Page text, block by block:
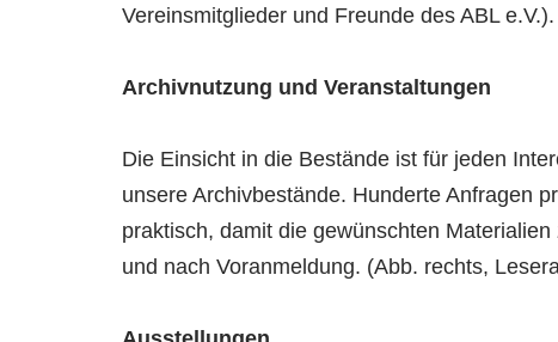
Vereinsmitglieder und Freunde des ABL e.V.).
Archivnutzung und Veranstaltungen
Die Einsicht in die Bestände ist für jeden
unsere Archivbestände. Hunderte Anfragen
praktisch, damit die gewünschten
und nach Voranmeldung. (Abb. rechts,